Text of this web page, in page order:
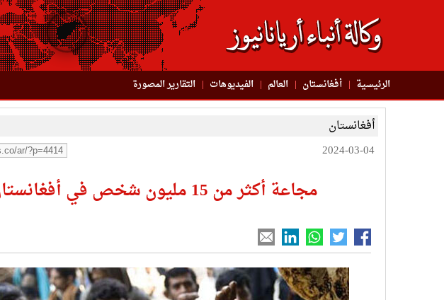
الرئيسية أفغانستان العالم الفیدیوهات التقاریر المصورة
أفغانستان
2024-03-04
مجاعة أكثر من 15 مليون شخص في أفغانستان